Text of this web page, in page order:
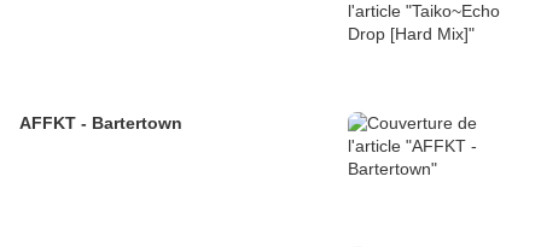
AFFKT - Bartertown